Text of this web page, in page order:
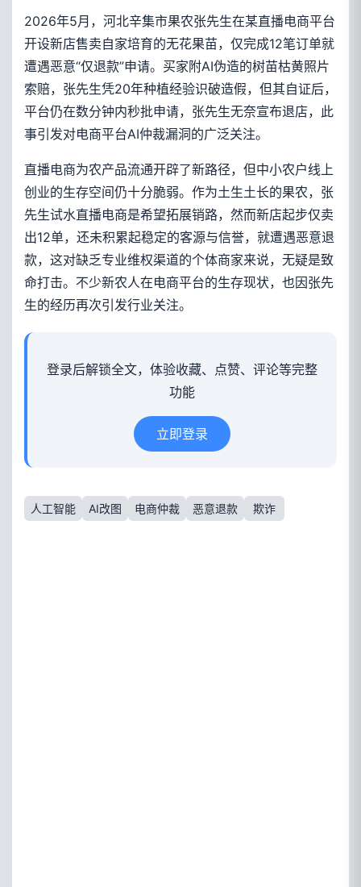
2026年5月，河北辛集市果农张先生在某直播电商平台
开设新店售卖自家培育的无花果苗，仅完成12笔订单就
遭遇恶意“仅退款”申请。买家附AI伪造的树苗枯黄照片
索赔，张先生凭20年种植经验识破造假，但其自证后，
平台仍在数分钟内秒批申请，张先生无奈宣布退店，此
事引发对电商平台AI仲裁漏洞的广泛关注。
直播电商为农产品流通开辟了新路径，但中小农户线上
创业的生存空间仍十分脆弱。作为土生土长的果农，张
先生试水直播电商是希望拓展销路，然而新店起步仅卖
出12单，还未积累起稳定的客源与信誉，就遭遇恶意退
款，这对缺乏专业维权渠道的个体商家来说，无疑是致
命打击。不少新农人在电商平台的生存现状，也因张先
生的经历再次引发行业关注。
登录后解锁全文，体验收藏、点赞、评论等完整
功能
立即登录
人工智能 AI改图 电商仲裁 恶意退款 欺诈